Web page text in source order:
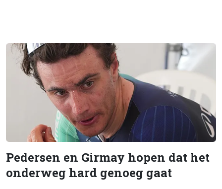
Pedersen en Girmay hopen dat het
onderweg hard genoeg gaat